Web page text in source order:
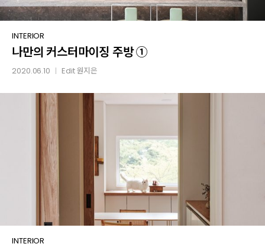
나만의
커스터마이징
주방
INTERIOR
나만의 커스터마이징 주방 ①
2020.06.10 Edit원지은
꿈에
INTERIOR